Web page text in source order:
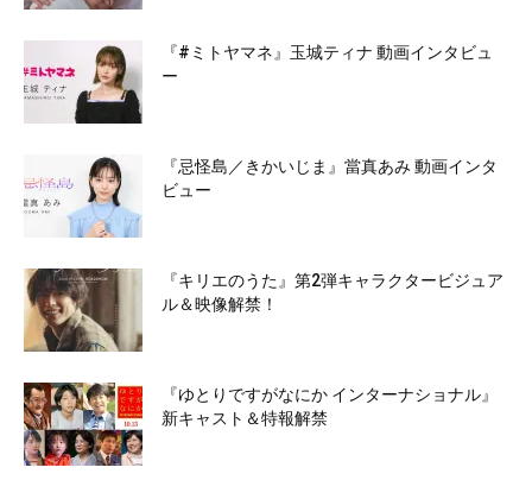
『#ミトヤマネ』玉城ティナ 動画インタビュ
ー
『忌怪島／きかいじま』當真あみ 動画インタ
ビュー
『キリエのうた』第2弾キャラクタービジュア
ル＆映像解禁！
『ゆとりですがなにか インターナショナル』
新キャスト＆特報解禁